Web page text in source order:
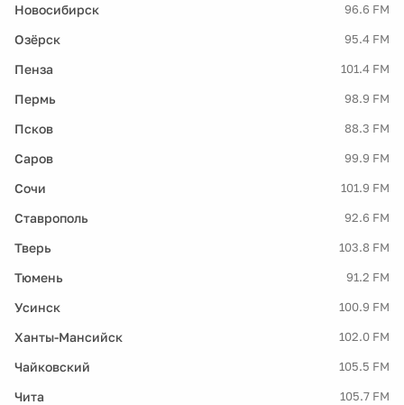
Новосибирск 96.6 FM
Озёрск 95.4 FM
Пенза 101.4 FM
Пермь 98.9 FM
Псков 88.3 FM
Саров 99.9 FM
Сочи 101.9 FM
Ставрополь 92.6 FM
Тверь 103.8 FM
Тюмень 91.2 FM
Усинск 100.9 FM
Ханты-Мансийск 102.0 FM
Чайковский 105.5 FM
Чита 105.7 FM